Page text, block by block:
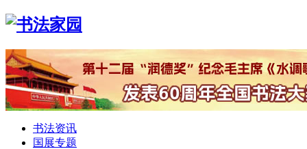
书法资讯
国展专题